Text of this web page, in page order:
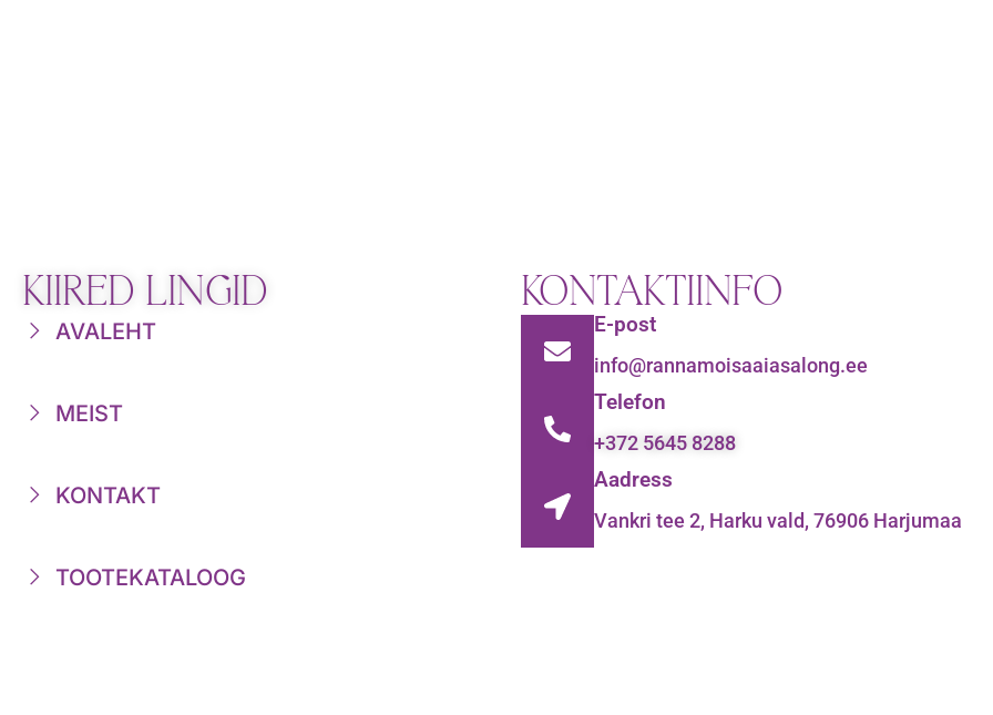
KIIRED LINGID
AVALEHT
MEIST
KONTAKT
TOOTEKATALOOG
KONTAKTIINFO
E-post
info@rannamoisaaiasalong.ee
Telefon
+372 5645 8288
Aadress
Vankri tee 2, Harku vald, 76906 Harjumaa